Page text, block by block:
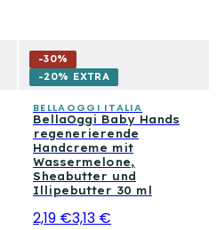
-30%
-20% EXTRA
BELLAOGGI ITALIA
BellaOggi Baby Hands
regenerierende
Handcreme mit
Wassermelone,
Sheabutter und
Illipebutter 30 ml
2,19 €3,13 €